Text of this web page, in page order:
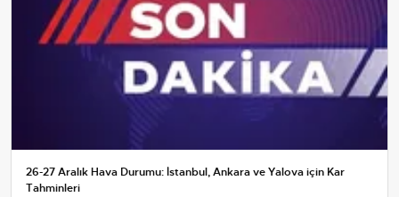
26-27 Aralık Hava Durumu: İstanbul, Ankara ve Yalova için Kar
Tahminleri